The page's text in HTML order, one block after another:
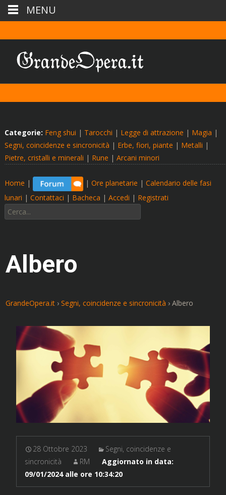
Categorie: Feng shui | Tarocchi | Legge di attrazione | Magia |
Segni, coincidenze e sincronicità | Erbe, fiori, piante | Metalli |
Pietre, cristalli e minerali | Rune | Arcani minori
Home | | Ore planetarie | Calendario delle fasi
lunari | Contattaci | Bacheca | Accedi | Registrati
Cerca:
Albero
GrandeOpera.it ›Segni, coincidenze e sincronicità ›Albero
28 Ottobre 2023
Segni, coincidenze e
sincronicità
RM
Aggiornato in data:
09/01/2024 alle ore 10:34:20
MENU